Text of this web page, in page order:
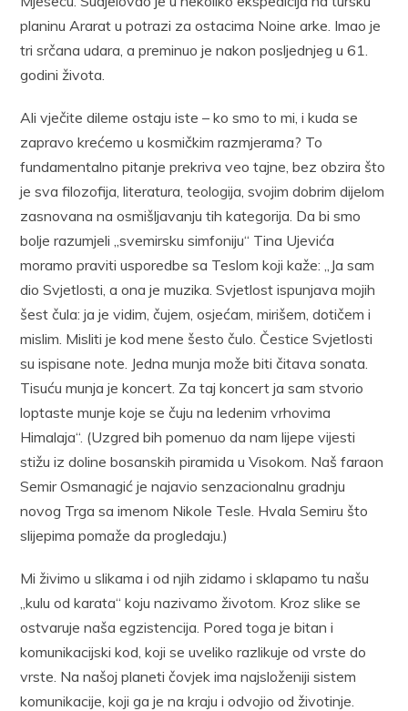
planinu Ararat u potrazi za ostacima Noine arke. Imao je
tri srčana udara, a preminuo je nakon posljednjeg u 61.
godini života.
Ali vječite dileme ostaju iste – ko smo to mi, i kuda se
zapravo krećemo u kosmičkim razmjerama? To
fundamentalno pitanje prekriva veo tajne, bez obzira što
je sva filozofija, literatura, teologija, svojim dobrim dijelom
zasnovana na osmišljavanju tih kategorija. Da bi smo
bolje razumjeli „svemirsku simfoniju“ Tina Ujevića
moramo praviti usporedbe sa Teslom koji kaže: „Ja sam
dio Svjetlosti, a ona je muzika. Svjetlost ispunjava mojih
šest čula: ja je vidim, čujem, osjećam, mirišem, dotičem i
mislim. Misliti je kod mene šesto čulo. Čestice Svjetlosti
su ispisane note. Jedna munja može biti čitava sonata.
Tisuću munja je koncert. Za taj koncert ja sam stvorio
loptaste munje koje se čuju na ledenim vrhovima
Himalaja“. (Uzgred bih pomenuo da nam lijepe vijesti
stižu iz doline bosanskih piramida u Visokom. Naš faraon
Semir Osmanagić je najavio senzacionalnu gradnju
novog Trga sa imenom Nikole Tesle. Hvala Semiru što
slijepima pomaže da progledaju.)
Mi živimo u slikama i od njih zidamo i sklapamo tu našu
„kulu od karata“ koju nazivamo životom. Kroz slike se
ostvaruje naša egzistencija. Pored toga je bitan i
komunikacijski kod, koji se uveliko razlikuje od vrste do
vrste. Na našoj planeti čovjek ima najsloženiji sistem
komunikacije, koji ga je na kraju i odvojio od životinje.